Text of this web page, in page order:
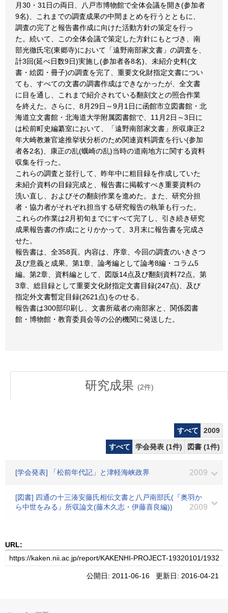
月30・31日の両日、八戸市博物館で全体会議を開き(参加者
9名)、これまでの調査成果の中間まとめを行うとともに、
調査の完了と報告書作成に向けた活動方針の策定を行っ
た。続いて、この全体会議で策定した方針にもとづき、南
部光徹氏宅(東郷寺)において「遠野南部家文書」の調査を、
計3回(延べ日数9日)実施し(参加者各8名)、未紹介史料(文
書・絵図・冊子)の調査を完了、重要文化財指定文書につい
ても、すべての文書の調書作成はできなかったが、全文書
に目を通し、これまで紹介されている翻刻文との照合作業
を終えた。さらに、8月29日～9月1日に函館市立図書館・北
海道立文書館・北海道大学附属図書館で、11月2日～3日に
は松前町史編纂室において、「遠野南部家文書」所収康正2
年大崎教兼官途推挙状分析のため関連資料調査を行い(参加
者各2名)、康正の乱(蠣崎の乱)当時の道南地方に関する資料
収集を行った。
これらの調査と並行して、昨年中に粗目録を作成していた
未紹介資料の目録完成と、報告書に掲載すべき重要資料の
洗い直し、およびその翻刻作業を進めた。また、研究分担
者・協力者がそれぞれ担当する研究報告の執筆も行った。
これらの作業は2月初旬までにすべて完了し、引き続き研究
成果報告書の作成にとりかかって、3月末に報告書を完成さ
せた。
報告書は、全358頁。内容は、序章、今回の調査のいきさつ
及び意義と成果。第1章、論考編として論考8編・コラム5
編。第2章、資料編として、図版14点及び翻刻資料72点。第
3章、総目録として重要文化財指定文書目録(247点)、及び
指定外文書暫定目録(2621点)をのせる。
報告書は300部印刷し、文書所蔵者の南部家と、関係図書
館・博物館・教育委員会等の公的機関に発送した。
研究成果 (2件)
すべて
2009
すべて
学会発表 (1件) 図書 (1件)
[学会発表] 「松前年代記」と津軽海峡政界 2009
[図書] 四通の十三湊安藤氏相伝文書と八戸南部氏(『奥羽か
ら中世をみる』所収論文(藤木久志・伊藤喜良編))
2009
URL:
公開日: 2011-06-16 更新日: 2016-04-21